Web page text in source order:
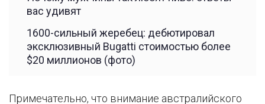
вас удивят
1600-сильный жеребец: дебютировал
эксклюзивный Bugatti стоимостью более
$20 миллионов (фото)
Примечательно, что внимание австралийского